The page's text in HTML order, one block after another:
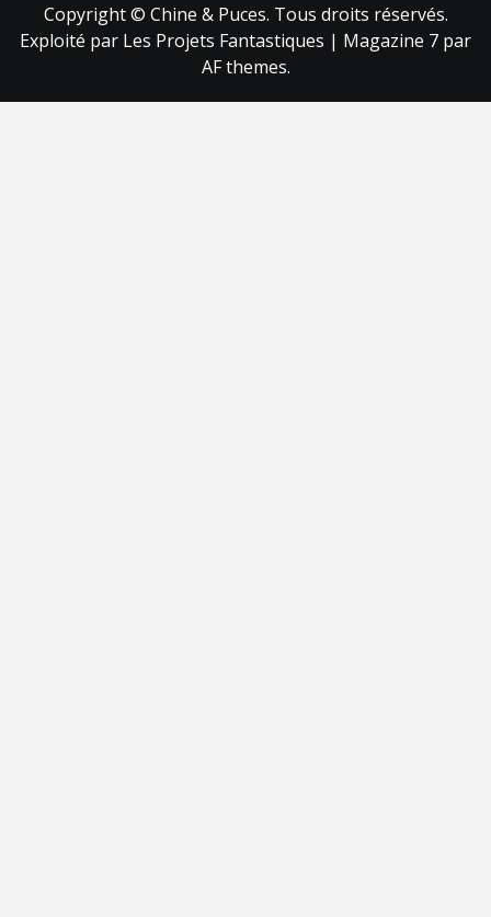
Copyright © Chine & Puces. Tous droits réservés.
Exploité par Les Projets Fantastiques | Magazine 7 par
AF themes.